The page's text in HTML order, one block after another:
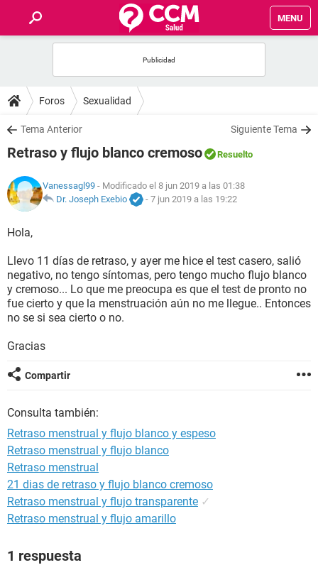
MENU
FOROS
SALUD
NUTRICIÓN
BIENESTAR
SEXUALIDAD
GLOSARIO
Foros Sexualidad
Tema Anterior Siguiente Tema
Retraso y flujo blanco cremoso Resuelto
Vanessagl99 - Modificado el 8 jun 2019 a las 01:38
Dr. Joseph Exebio
- 7 jun 2019 a las 19:22
Hola,
Llevo 11 días de retraso, y ayer me hice el test casero, salió
negativo, no tengo síntomas, pero tengo mucho flujo blanco
y cremoso... Lo que me preocupa es que el test de pronto no
fue cierto y que la menstruación aún no me llegue.. Entonces
no se si sea cierto o no.
Gracias
Compartir
Consulta también:
Retraso menstrual y flujo blanco y espeso
Retraso menstrual y flujo blanco
Retraso menstrual
21 dias de retraso y flujo blanco cremoso
Retraso menstrual y flujo transparente ✓
Retraso menstrual y flujo amarillo
1 respuesta